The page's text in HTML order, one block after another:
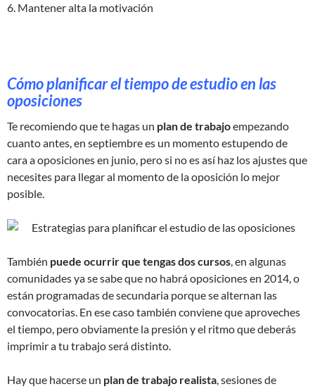
6. Mantener alta la motivación
Cómo planificar el tiempo de estudio en las
oposiciones
Te recomiendo que te hagas un plan de trabajoempezando
cuanto antes, en septiembre es un momento estupendo de
cara a oposiciones en junio, pero si no es así haz los ajustes que
necesites para llegar al momento de la oposición lo mejor
posible.
También puede ocurrir que tengas dos cursos, en algunas
comunidades ya se sabe que no habrá oposiciones en 2014, o
están programadas de secundaria porque se alternan las
convocatorias. En ese caso también conviene que aproveches
el tiempo, pero obviamente la presión y el ritmo que deberás
imprimir a tu trabajo será distinto.
Hay que hacerse un plan de trabajo realista, sesiones de